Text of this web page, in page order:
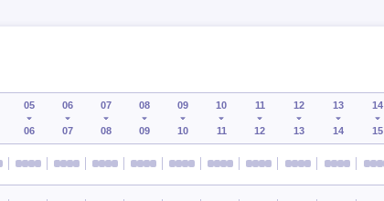
05
06
06
07
07
08
08
09
09
10
10
11
11
12
12
13
13
14
14
15